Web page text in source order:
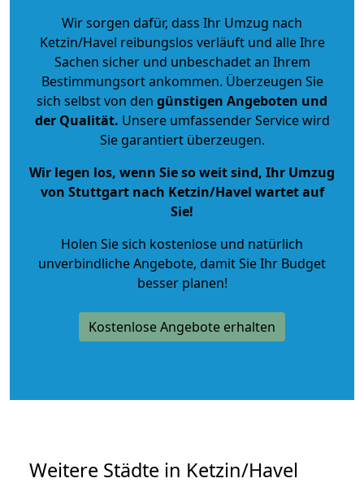
Wir sorgen dafür, dass Ihr Umzug nach
Ketzin/Havel reibungslos verläuft und alle Ihre
Sachen sicher und unbeschadet an Ihrem
Bestimmungsort ankommen. Überzeugen Sie
sich selbst von den günstigen Angeboten und
der Qualität. Unsere umfassender Service wird
Sie garantiert überzeugen.
Wir legen los, wenn Sie so weit sind, Ihr Umzug
von Stuttgart nach Ketzin/Havel wartet auf
Sie!
Holen Sie sich kostenlose und natürlich
unverbindliche Angebote, damit Sie Ihr Budget
besser planen!
Kostenlose Angebote erhalten
Weitere Städte in Ketzin/Havel